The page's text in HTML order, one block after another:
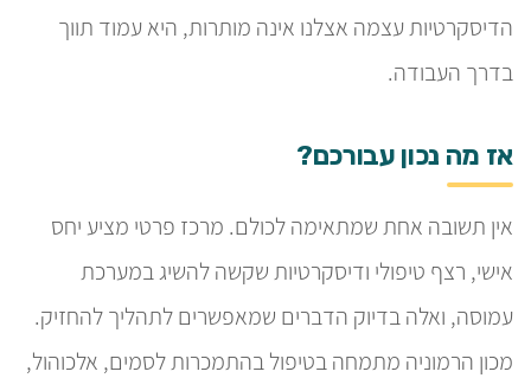
הדיסקרטיות עצמה אצלנו אינה מותרות, היא עמוד תווך
בדרך העבודה.
אז מה נכון עבורכם?
אין תשובה אחת שמתאימה לכולם. מרכז פרטי מציע יחס
אישי, רצף טיפולי ודיסקרטיות שקשה להשיג במערכת
עמוסה, ואלה בדיוק הדברים שמאפשרים לתהליך להחזיק.
מכון הרמוניה מתמחה בטיפול בהתמכרות לסמים, אלכוהול,